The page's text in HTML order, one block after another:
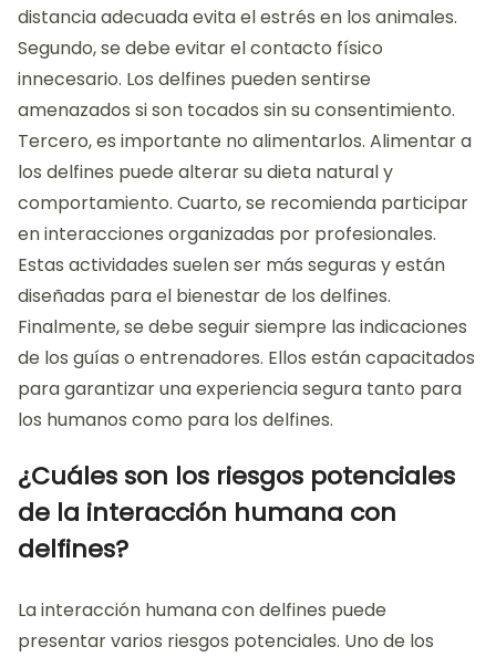
distancia adecuada evita el estrés en los animales.
Segundo, se debe evitar el contacto físico
innecesario. Los delfines pueden sentirse
amenazados si son tocados sin su consentimiento.
Tercero, es importante no alimentarlos. Alimentar a
los delfines puede alterar su dieta natural y
comportamiento. Cuarto, se recomienda participar
en interacciones organizadas por profesionales.
Estas actividades suelen ser más seguras y están
diseñadas para el bienestar de los delfines.
Finalmente, se debe seguir siempre las indicaciones
de los guías o entrenadores. Ellos están capacitados
para garantizar una experiencia segura tanto para
los humanos como para los delfines.
¿Cuáles son los riesgos potenciales
de la interacción humana con
delfines?
La interacción humana con delfines puede
presentar varios riesgos potenciales. Uno de los